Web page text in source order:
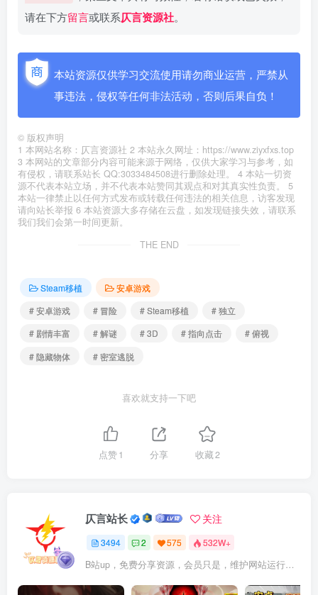
请在下方留言或联系仄言资源社。
本站资源仅供学习交流使用请勿商业运营，严禁从
事违法，侵权等任何非法活动，否则后果自负！
© 版权声明
1 本网站名称：仄言资源社 2 本站永久网址：https://www.ziyxfxs.top
3 本网站的文章部分内容可能来源于网络，仅供大家学习与参考，如
有侵权，请联系站长 QQ:3033484508进行删除处理。 4 本站一切资
源不代表本站立场，并不代表本站赞同其观点和对其真实性负责。 5
本站一律禁止以任何方式发布或转载任何违法的相关信息，访客发现
请向站长举报 6 本站资源大多存储在云盘，如发现链接失效，请联系
我们我们会第一时间更新。
THE END
Steam移植
安卓游戏
# 安卓游戏
# 冒险 # Steam移植
# 独立
# 剧情丰富
# 解谜 # 3D # 指向点击
# 俯视
# 隐藏物体
# 密室逃脱
喜欢就支持一下吧
点赞1 分享 收藏2
仄言站长 关注
3494 2 575 532W+
B站up，免费分享资源，会员只是，维护网站运行，会员权利为可以支持本地下载，更多内容，敬请期待！